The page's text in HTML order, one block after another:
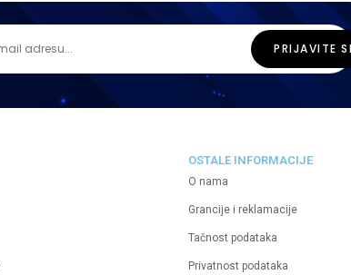
OSTALE INFORMACIJE
O nama
Grancije i reklamacije
Tačnost podataka
Privatnost podataka